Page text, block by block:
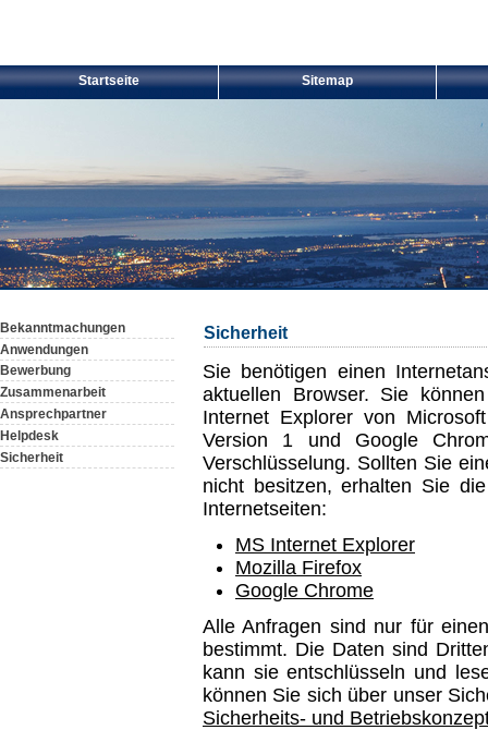
Startseite Sitemap
Bekanntmachungen
Anwendungen
Bewerbung
Zusammenarbeit
Ansprechpartner
Helpdesk
Sicherheit
Sicherheit
Sie benötigen einen
aktuellen Browser. Sie
Internet Explorer von
Version 1 und Google
Verschlüsselung. Sollten Sie
nicht besitzen, erhalten Sie
Internetseiten:
MS Internet Explorer
Mozilla Firefox
Google Chrome
Alle Anfragen sind nur für
bestimmt. Die Daten sind
kann sie entschlüsseln und
können Sie sich über unser
Sicherheits- und